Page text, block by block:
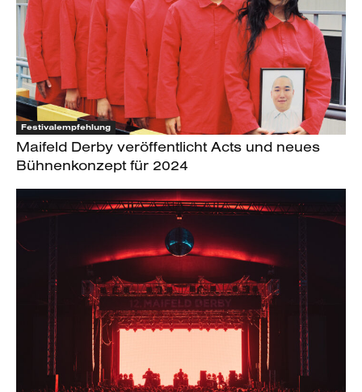
Festivalempfehlung
Maifeld Derby veröffentlicht Acts und neues
Bühnenkonzept für 2024